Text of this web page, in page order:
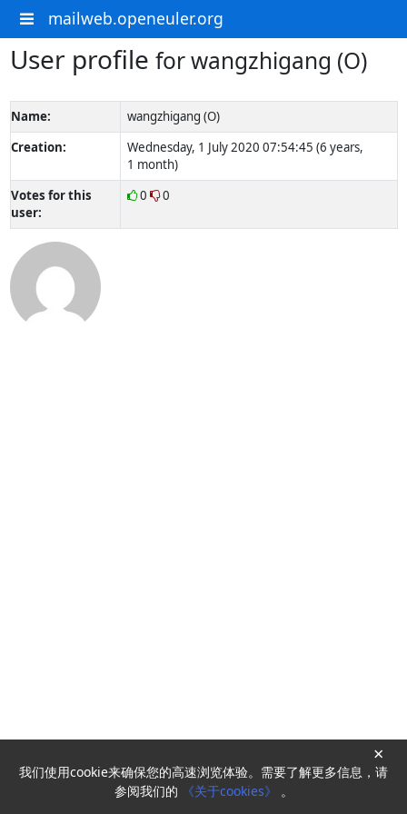
mailweb.openeuler.org
User profile for wangzhigang (O)
Name:
wangzhigang (O)
Creation:
Wednesday, 1 July 2020 07:54:45 (6 years,
1 month)
Votes for this
user:
0 0
Powered byHyperKitty
我们使用cookie来确保您的高速浏览体验。需要了解更多信息，请
参阅我们的
《关于cookies》 。
×